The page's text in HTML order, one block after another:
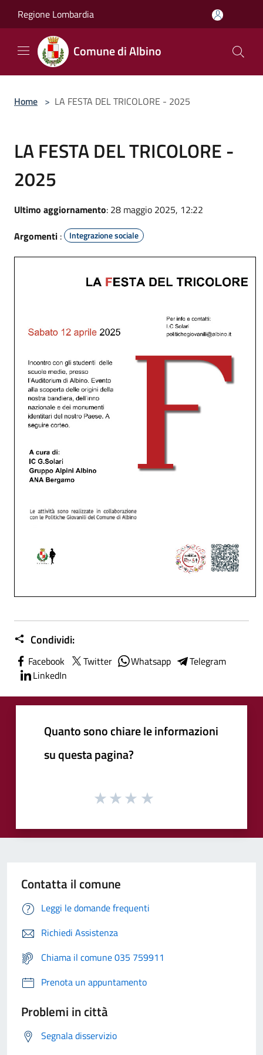
Regione Lombardia
Comune di Albino
Home > LA FESTA DEL TRICOLORE - 2025
LA FESTA DEL TRICOLORE -
2025
Ultimo aggiornamento: 28 maggio 2025, 12:22
Argomenti : Integrazione sociale
Condividi:
Facebook Twitter Whatsapp
Telegram
LinkedIn
Quanto sono chiare le informazioni
su questa pagina?
Contatta il comune
Leggi le domande frequenti
Richiedi Assistenza
Chiama il comune 035 759911
Prenota un appuntamento
Problemi in città
Segnala disservizio